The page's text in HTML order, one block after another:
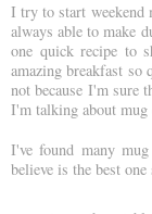
I try to start weekend
always able to make
one quick recipe to
amazing breakfast
not because I'm sure
I'm talking about mug
I've found many
believe is the best one